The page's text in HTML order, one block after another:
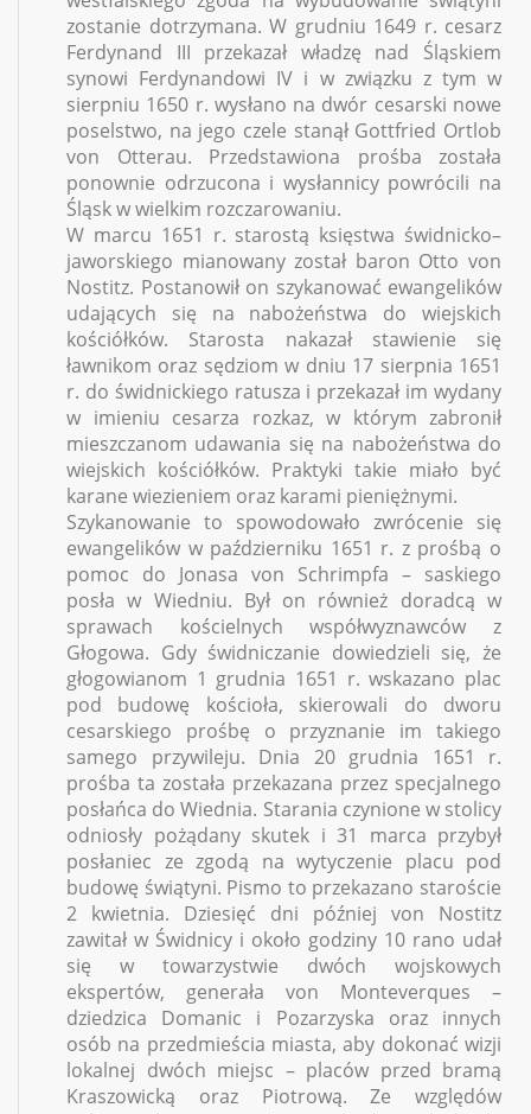
zostanie dotrzymana. W grudniu 1649 r. cesarz
Ferdynand III przekazał władzę nad Śląskiem
synowi Ferdynandowi IV i w związku z tym w
sierpniu 1650 r. wysłano na dwór cesarski nowe
poselstwo, na jego czele stanął Gottfried Ortlob
von Otterau. Przedstawiona prośba została
ponownie odrzucona i wysłannicy powrócili na
Śląsk w wielkim rozczarowaniu.
W marcu 1651 r. starostą księstwa świdnicko–
jaworskiego mianowany został baron Otto von
Nostitz. Postanowił on szykanować ewangelików
udających się na nabożeństwa do wiejskich
kościółków. Starosta nakazał stawienie się
ławnikom oraz sędziom w dniu 17 sierpnia 1651
r. do świdnickiego ratusza i przekazał im wydany
w imieniu cesarza rozkaz, w którym zabronił
mieszczanom udawania się na nabożeństwa do
wiejskich kościółków. Praktyki takie miało być
karane wiezieniem oraz karami pieniężnymi.
Szykanowanie to spowodowało zwrócenie się
ewangelików w październiku 1651 r. z prośbą o
pomoc do Jonasa von Schrimpfa – saskiego
posła w Wiedniu. Był on również doradcą w
sprawach kościelnych współwyznawców z
Głogowa. Gdy świdniczanie dowiedzieli się, że
głogowianom 1 grudnia 1651 r. wskazano plac
pod budowę kościoła, skierowali do dworu
cesarskiego prośbę o przyznanie im takiego
samego przywileju. Dnia 20 grudnia 1651 r.
prośba ta została przekazana przez specjalnego
posłańca do Wiednia. Starania czynione w stolicy
odniosły pożądany skutek i 31 marca przybył
posłaniec ze zgodą na wytyczenie placu pod
budowę świątyni. Pismo to przekazano staroście
2 kwietnia. Dziesięć dni później von Nostitz
zawitał w Świdnicy i około godziny 10 rano udał
się w towarzystwie dwóch wojskowych
ekspertów, generała von Monteverques –
dziedzica Domanic i Pozarzyska oraz innych
osób na przedmieścia miasta, aby dokonać wizji
lokalnej dwóch miejsc – placów przed bramą
Kraszowicką oraz Piotrową. Ze względów